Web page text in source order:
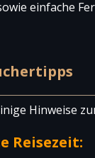
einfache
Hinweise
Reisezeit: